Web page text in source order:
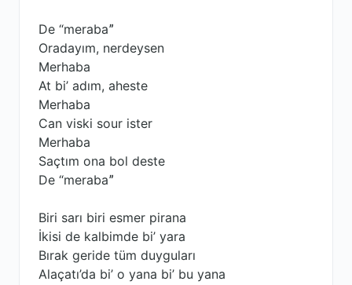
De “merabaˮ
Oradayım, nerdeysen
Merhaba
At bi’ adım, aheste
Merhaba
Can viski sour ister
Merhaba
Saçtım ona bol deste
De “merabaˮ
Biri sarı biri esmer pirana
İkisi de kalbimde bi’ yara
Bırak geride tüm duyguları
Alaçatı’da bi’ o yana bi’ bu yana